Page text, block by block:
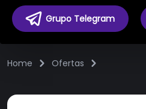
Grupo Telegram
Home Ofertas